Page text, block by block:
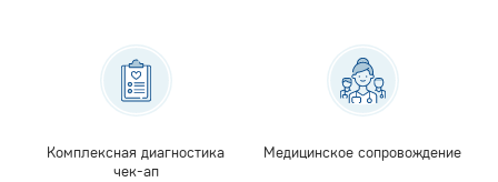
Комплексная диагностика
чек-ап
Медицинское сопровождение